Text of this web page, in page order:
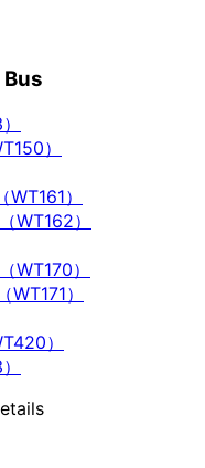
）
）
WT162）
WT170）
）
）